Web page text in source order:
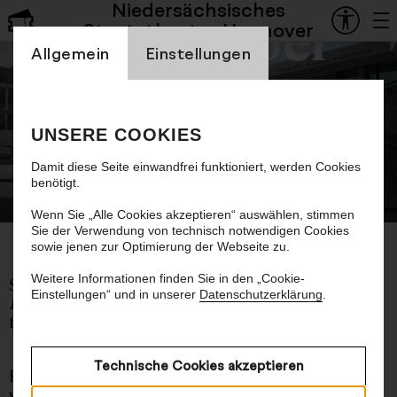
Einstellung Cookienbanner
Allgemein
Einstellungen
UNSERE COOKIES
Damit diese Seite einwandfrei funktioniert, werden Cookies
benötigt.
Wenn Sie „Alle Cookies akzeptieren“ auswählen, stimmen
Sie der Verwendung von technisch notwendigen Cookies
sowie jenen zur Optimierung der Webseite zu.
Weitere Informationen finden Sie in den „Cookie-
Einstellungen“ und in unserer Datenschutzerklärung
Technische Cookies akzeptieren
Niedersächsisches
Staatstheater Hannover
Staatsoper
Snežana Nešić
Embracing the Darkness Blue
für Klavierquartett (2021)
Beim zweiten Mal hört man besser! Die Musik